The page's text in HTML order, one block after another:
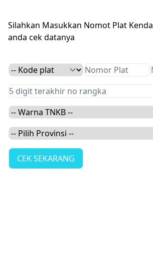
Silahkan Masukkan Nomot Plat
anda cek datanya